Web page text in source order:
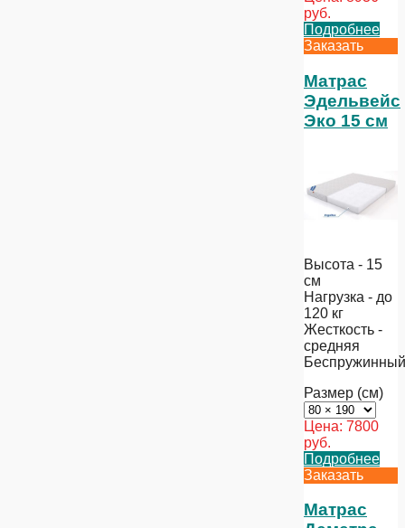
руб.
Подробнее
Заказать
Матрас
Эдельвейс
Эко 15 см
Высота - 15
см
Нагрузка - до
120 кг
Жесткость -
средняя
Беспружинный
Размер (см)
Цена: 7800
руб.
Подробнее
Заказать
Матрас